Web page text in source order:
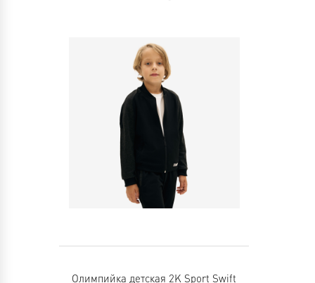
Олимпийка детская 2K Sport Swift